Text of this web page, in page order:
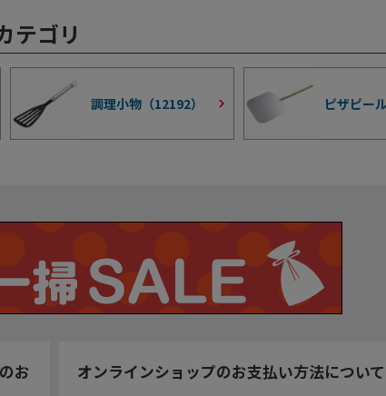
テゴリ
調理小物（12192） ピザピー
お
オンラインショップのお支払い方法について